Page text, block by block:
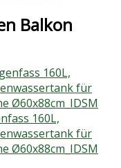
Balkon
160L,
für
Ø60x88cm_IDSM